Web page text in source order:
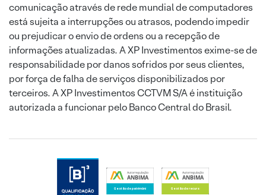
comunicação através de rede mundial de computadores
está sujeita a interrupções ou atrasos, podendo impedir
ou prejudicar o envio de ordens ou a recepção de
informações atualizadas. A XP Investimentos exime-se de
responsabilidade por danos sofridos por seus clientes,
por força de falha de serviços disponibilizados por
terceiros. A XP Investimentos CCTVM S/A é instituição
autorizada a funcionar pelo Banco Central do Brasil.